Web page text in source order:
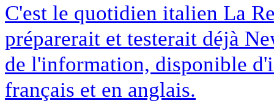
C'est le quotidien italien La
préparerait et testerait déjà
de l'information, disponible
français et en anglais.